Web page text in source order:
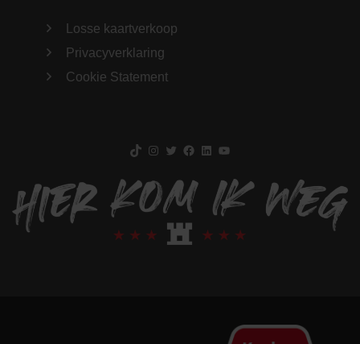
Losse kaartverkoop
Privacyverklaring
Cookie Statement